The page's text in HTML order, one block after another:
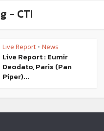
- CTI
Live Report • News
Live Report : Eumir
Deodato, Paris (Pan
Piper)...